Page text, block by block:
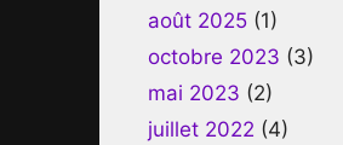
août 2025 (1)
octobre 2023 (3)
mai 2023 (2)
juillet 2022 (4)